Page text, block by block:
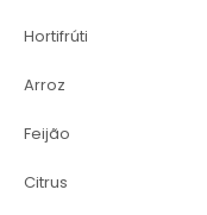
Hortifrúti
Arroz
Feijão
Citrus